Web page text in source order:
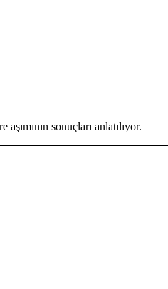
sonuçları anlatılıyor.